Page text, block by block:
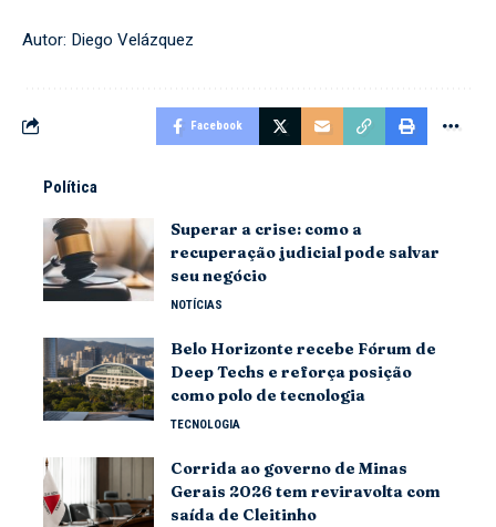
Autor: Diego Velázquez
Facebook
Política
Superar a crise: como a
recuperação judicial pode salvar
seu negócio
NOTÍCIAS
Belo Horizonte recebe Fórum de
Deep Techs e reforça posição
como polo de tecnologia
TECNOLOGIA
Corrida ao governo de Minas
Gerais 2026 tem reviravolta com
saída de Cleitinho